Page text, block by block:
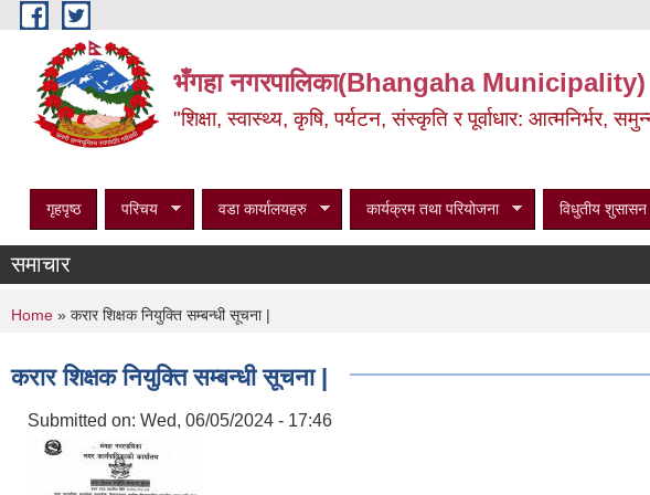
Skip to main content
भँगहा नगरपालिका(Bhangaha Municipality)
"शिक्षा, स्वास्थ्य, कृषि, पर्यटन, संस्कृति र पूर्वाधार: आत्मनिर्भर,
गृहपृष्ठ परिचय वडा कार्यालयहरु कार्यक्रम तथा परियोजना विधुतीय शुसासन
समाचार
You are here
Home » करार शिक्षक नियुक्ति सम्बन्धी सूचना |
करार शिक्षक नियुक्ति सम्बन्धी सूचना |
Submitted on: Wed, 06/05/2024 - 17:46